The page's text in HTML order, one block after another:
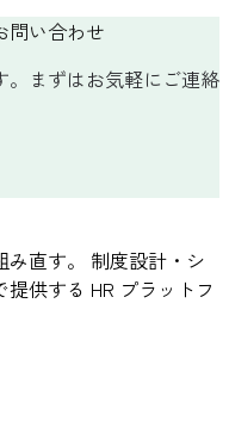
問い合わせ
まずはお気軽にご連絡
み直す。 制度設計・シ
供する HR プラットフ